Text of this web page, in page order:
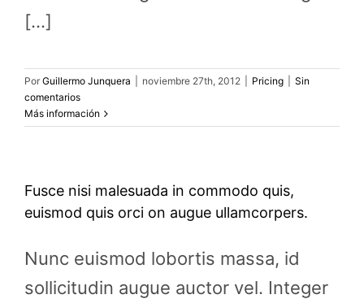
[...]
Por Guillermo Junquera noviembre 27th, 2012 Pricing
Sin
comentarios
Más información
Fusce nisi malesuada in commodo quis,
euismod quis orci on augue ullamcorpers.
Nunc euismod lobortis massa, id
sollicitudin augue auctor vel. Integer